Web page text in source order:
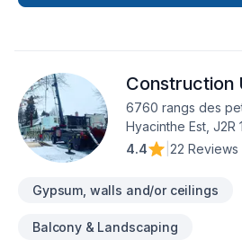
nos réalisations au www.leblond.pro
Construction
6760 rangs des
Hyacinthe Est, J2R
4.4
22 Reviews
Gypsum, walls and/or ceilings
Balcony & Landscaping